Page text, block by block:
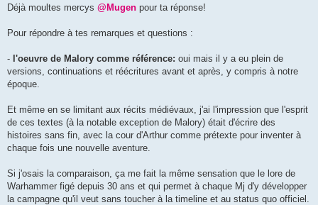
s
s
g
Déjà moultes mercys @Mugen pour ta réponse!
Pour répondre à tes remarques et questions :
- l'oeuvre de Malory comme référence: oui mais il y a eu plein de
versions, continuations et réécritures avant et après, y compris à notre
époque.
Et même en se limitant aux récits médiévaux, j'ai l'impression que l'esprit
de ces textes (à la notable exception de Malory) était d'écrire des
histoires sans fin, avec la cour d'Arthur comme prétexte pour inventer à
chaque fois une nouvelle aventure.
Si j'osais la comparaison, ça me fait la même sensation que le lore de
Warhammer figé depuis 30 ans et qui permet à chaque Mj d'y développer
la campagne qu'il veut sans toucher à la timeline et au status quo officiel.